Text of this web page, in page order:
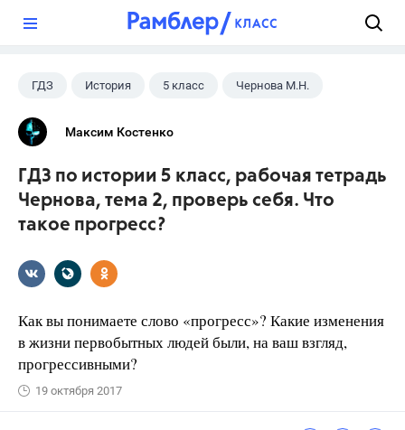
ГДЗ История 5 класс Чернова М.Н.
Максим Костенко
ГДЗ по истории 5 класс, рабочая тетрадь
Чернова, тема 2, проверь себя. Что
такое прогресс?
Как вы понимаете слово «прогресс»? Какие изменения
в жизни первобытных людей были, на ваш взгляд,
прогрессивными?
19 октября 2017